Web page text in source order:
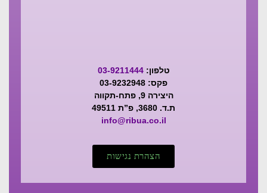
טלפון:03-9211444
פקס: 03-9232948
היצירה 9, פתח-תקווה
ת.ד. 3680, פ”ת 49511
info@ribua.co.il
הצהרת נגישות